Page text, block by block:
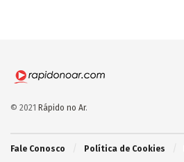
© 2021 Rápido no Ar.
Fale Conosco Política de Cookies